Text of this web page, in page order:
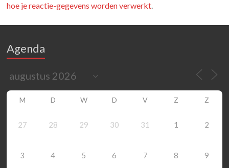
hoe je reactie-gegevens worden verwerkt.
Agenda
M D W D V Z Z
27 28 29 30 31 1 2
3 4 5 6 7 8 9